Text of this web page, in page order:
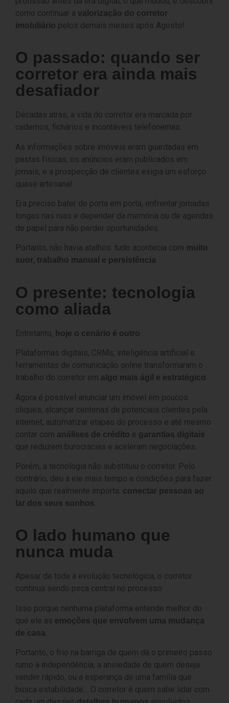
como continuar a valorização do corretor
imobiliário pelos demais meses após Agosto!
O passado: quando ser
corretor era ainda mais
desafiador
Décadas atrás, a vida do corretor era marcada por
cadernos, fichários e incontáveis telefonemas.
As informações sobre imóveis eram guardadas em
pastas físicas, os anúncios eram publicados em
jornais, e a prospecção de clientes exigia um esforço
quase artesanal.
Era preciso bater de porta em porta, enfrentar jornadas
longas nas ruas e depender da memória ou de agendas
de papel para não perder oportunidades.
Portanto, não havia atalhos: tudo acontecia com muito
suor, trabalho manual e persistência.
O presente: tecnologia
como aliada
Entretanto, hoje o cenário é outro
Plataformas digitais, CRMs, inteligência artificial e
ferramentas de comunicação online transformaram o
trabalho do corretor em algo mais ágil e estratégico.
Agora é possível anunciar um imóvel em poucos
cliques, alcançar centenas de potenciais clientes pela
internet, automatizar etapas do processo e até mesmo
contar com análises de crédito e garantias digitais
que reduzem burocracias e aceleram negociações.
Porém, a tecnologia não substituiu o corretor. Pelo
contrário, deu a ele mais tempo e condições para fazer
aquilo que realmente importa: conectar pessoas ao
lar dos seus sonhos.
O lado humano que
nunca muda
Apesar de toda a evolução tecnológica, o corretor
continua sendo peça central no processo.
Isso porque nenhuma plataforma entende melhor do
que ele as emoções que envolvem uma mudança
de casa
Portanto, o frio na barriga de quem dá o primeiro passo
rumo à independência, a ansiedade de quem deseja
vender rápido, ou a esperança de uma família que
busca estabilidade… O corretor é quem sabe lidar com